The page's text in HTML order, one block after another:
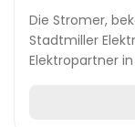
Die Stromer,
Stadtmiller
Elektropartner